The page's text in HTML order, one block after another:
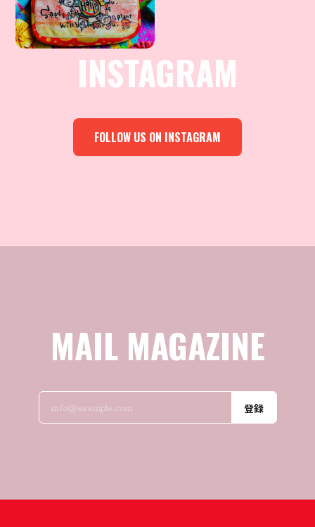
INSTAGRAM
FOLLOW US ON INSTAGRAM
MAIL MAGAZINE
登録